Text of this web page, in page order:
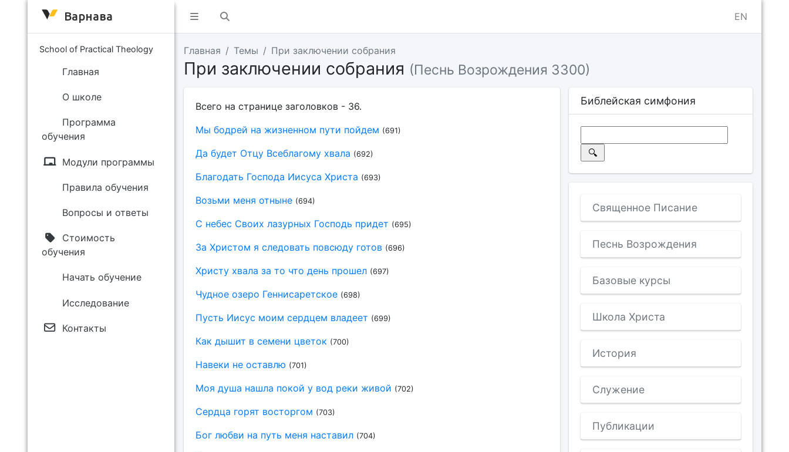
EN
Варнава
School of Practical Theology
Главная
О школе
Программа
обучения
Модули программы
Правила обучения
Вопросы и ответы
Стоимость
обучения
Начать обучение
Исследование
Контакты
Главная Темы При заключении собрания
При заключении собрания (Песнь Возрождения 3300)
Всего на странице заголовков - 36.
Мы бодрей на жизненном пути пойдем (691)
Да будет Отцу Всеблагому хвала (692)
Благодать Господа Иисуса Христа (693)
Возьми меня отныне (694)
С небес Своих лазурных Господь придет (695)
За Христом я следовать повсюду готов (696)
Христу хвала за то что день прошел (697)
Чудное озеро Геннисаретское (698)
Пусть Иисус моим сердцем владеет (699)
Как дышит в семени цветок (700)
Навеки не оставлю (701)
Моя душа нашла покой у вод реки живой (702)
Сердца горят восторгом (703)
Бог любви на путь меня наставил (704)
Библейская симфония
Священное Писание
Песнь Возрождения
Базовые курсы
Школа Христа
История
Служение
Публикации